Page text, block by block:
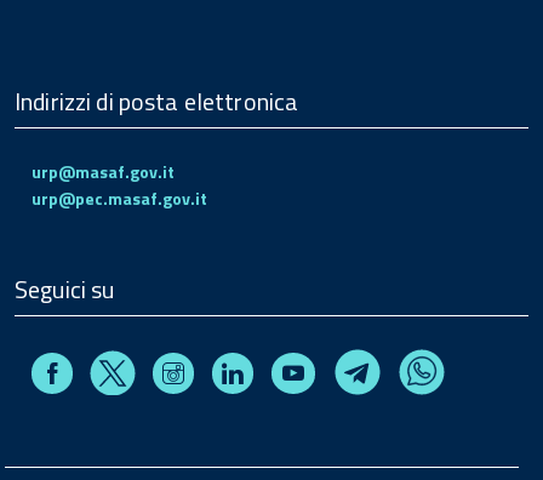
Indirizzi di posta elettronica
urp@masaf.gov.it
urp@pec.masaf.gov.it
Seguici su
FacebookX InstagramLinkedin Youtube TelegramWhatsapp